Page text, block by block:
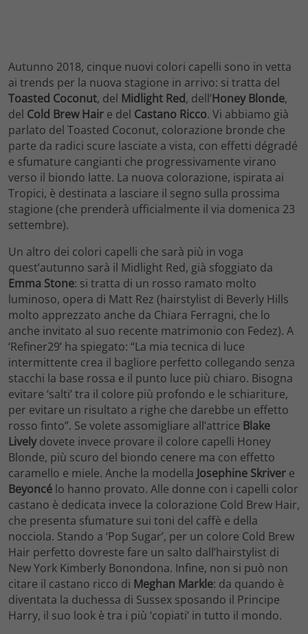
Autunno 2018, cinque nuovi colori capelli sono in vetta
ai trends per la nuova stagione in arrivo: si tratta del
Toasted Coconut, del Midlight Red, dell’Honey Blonde,
del Cold Brew Hair e del Castano Ricco. Vi abbiamo già
parlato del Toasted Coconut, colorazione bronde che
parte da radici scure lasciate a vista, con effetti dégradé
e sfumature cangianti che progressivamente virano
verso il biondo latte. La nuova colorazione, ispirata ai
Tropici, è destinata a lasciare il segno sulla prossima
stagione (che prenderà ufficialmente il via domenica 23
settembre).
Un altro dei colori capelli che sarà più in voga
quest’autunno sarà il Midlight Red, già sfoggiato da
Emma Stone: si tratta di un rosso ramato molto
luminoso, opera di Matt Rez (hairstylist di Beverly Hills
molto apprezzato anche da Chiara Ferragni, che lo
anche invitato al suo recente matrimonio con Fedez). A
‘Refiner29’ ha spiegato: “La mia tecnica di luce
intermittente crea il bagliore perfetto collegando senza
stacchi la base rossa e il punto luce più chiaro. Bisogna
evitare ‘salti’ tra il colore più profondo e le schiariture,
per evitare un risultato a righe che darebbe un effetto
rosso finto”. Se volete assomigliare all’attrice Blake
Livelydovete invece provare il colore capelli Honey
Blonde, più scuro del biondo cenere ma con effetto
caramello e miele. Anche la modella Josephine Skriver e
Beyoncé lo hanno provato. Alle donne con i capelli color
castano è dedicata invece la colorazione Cold Brew Hair,
che presenta sfumature sui toni del caffè e della
nocciola. Stando a ‘Pop Sugar’, per un colore Cold Brew
Hair perfetto dovreste fare un salto dall’hairstylist di
New York Kimberly Bonondona. Infine, non si può non
citare il castano ricco di Meghan Markle: da quando è
diventata la duchessa di Sussex sposando il Principe
Harry, il suo look è tra i più ‘copiati’ in tutto il mondo.